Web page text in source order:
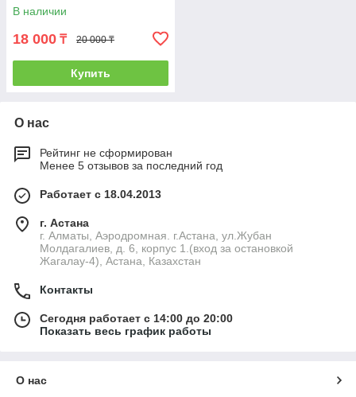
В наличии
18 000 ₸ 20 000 ₸
Купить
О нас
Рейтинг не сформирован
Менее 5 отзывов за последний год
Работает с 18.04.2013
г. Астана
г. Алматы, Аэродромная. г.Астана, ул.Жубан
Молдагалиев, д. 6, корпус 1.(вход за остановкой
Жагалау-4), Астана, Казахстан
Контакты
Сегодня работает с 14:00 до 20:00
Показать весь график работы
О нас